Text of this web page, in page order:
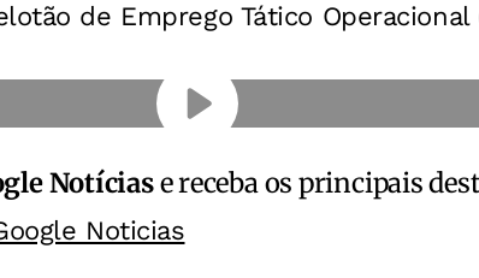
de Emprego Tático Operacional
Notíciase receba os principais
Noticias